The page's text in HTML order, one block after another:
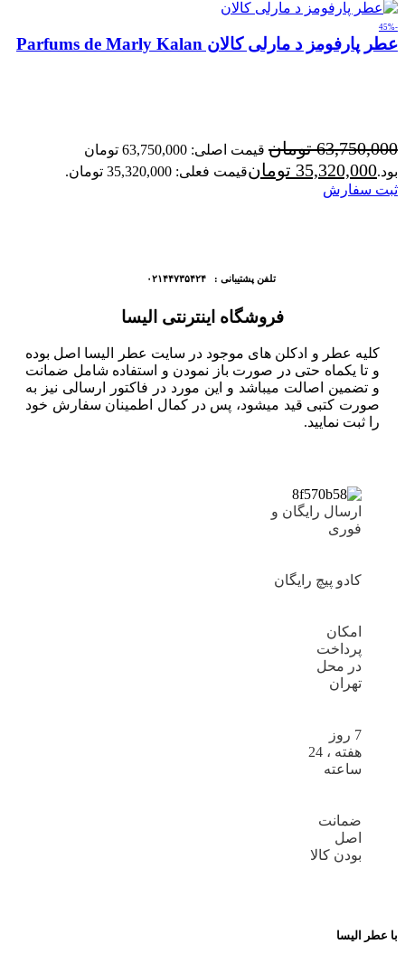
-45%
عطر پارفومز د مارلی کالان Parfums de Marly Kalan
63,750,000 تومان
قیمت اصلی: 63,750,000 تومان
بود.35,320,000 تومانقیمت فعلی: 35,320,000 تومان.
ثبت سفارش
تلفن پشتیبانی : ۰۲۱۴۴۷۳۵۴۲۴
فروشگاه اینترنتی الیسا
کلیه عطر و ادکلن های موجود در سایت عطر الیسا اصل بوده
و تا یکماه حتی در صورت باز نمودن و استفاده شامل ضمانت
و تضمین اصالت میباشد و این مورد در فاکتور ارسالی نیز به
صورت کتبی قید میشود، پس در کمال اطمینان سفارش خود
را ثبت نمایید.
ارسال رایگان و
فوری
کادو پیچ رایگان
امکان
پرداخت
در محل
تهران
7 روز
هفته ، 24
ساعته
ضمانت
اصل
بودن کالا
با عطر الیسا